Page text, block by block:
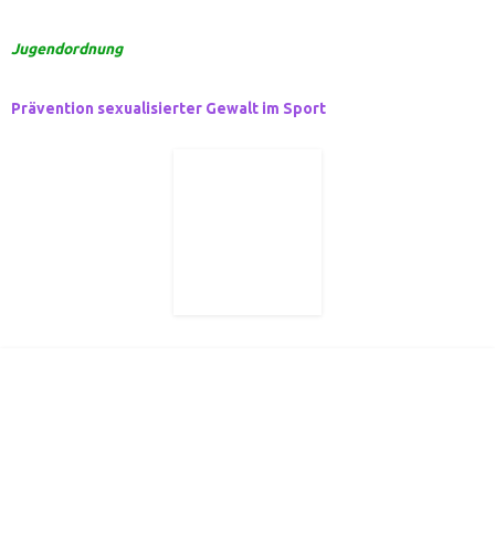
Jugendordnung
Prävention sexualisierter Gewalt im Sport